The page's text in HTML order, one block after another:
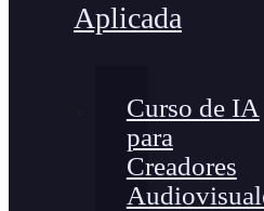
Aplicada
Curso de IA
para
Creadores